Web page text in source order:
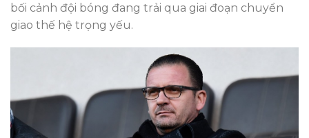
bối cảnh đội bóng đang trải qua giai đoạn chuyển
giao thế hệ trọng yếu.